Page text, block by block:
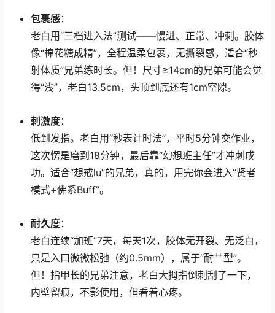
包裹感：
老白用“三档进入法”测试——慢进、正常、冲刺。胶体
像“棉花糖成精”，全程温柔包裹，无撕裂感，适合“秒
射体质”兄弟练时长。但！尺寸≥14cm的兄弟可能会觉
得“浅”，老白13.5cm，头顶到底还有1cm空隙。
刺激度：
低到发指。老白用“秒表计时法”，平时5分钟交作业，
这次愣是磨到18分钟，最后靠“幻想班主任”才冲刺成
功。适合“想戒lu”的兄弟，真的，用完你会进入“贤者
模式+佛系Buff”。
耐久度：
老白连续“加班”7天，每天1次，胶体无开裂、无泛白，
只是入口微微松弛（约0.5mm），属于“耐艹型”。
但！指甲长的兄弟注意，老白大拇指倒刺刮了一下，
内壁留痕，不影使用，但看着心疼。